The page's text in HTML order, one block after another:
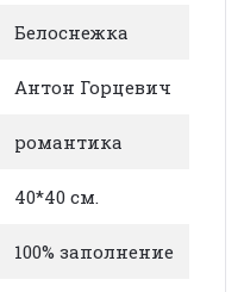
Белоснежка
Антон Горцевич
романтика
40*40 см.
100% заполнение